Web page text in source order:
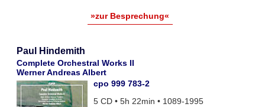
»zur Besprechung«
Paul Hindemith
Complete Orchestral Works II
Werner Andreas Albert
cpo 999 783-2
5 CD • 5h 22min • 1089-1995